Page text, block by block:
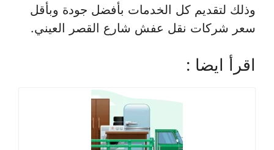
وذلك لتقديم كل الخدمات بأفضل جودة وبأقل
سعر شركات نقل عفش شارع القصر العيني.
اقرأ ايضا :